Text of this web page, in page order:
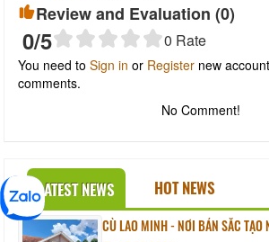
Review and Evaluation (0)
0/5 0 Rate
You need to Sign in or Register new
comments.
No Comment!
LATEST NEWS HOT NEWS
CÙ LAO MINH - NƠI BẢN SẮC TẠO